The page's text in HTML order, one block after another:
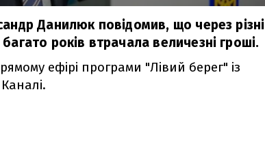
Данилюк повідомив, що через різні
років втрачала величезні гроші.
ефірі програми "Лівий берег" із